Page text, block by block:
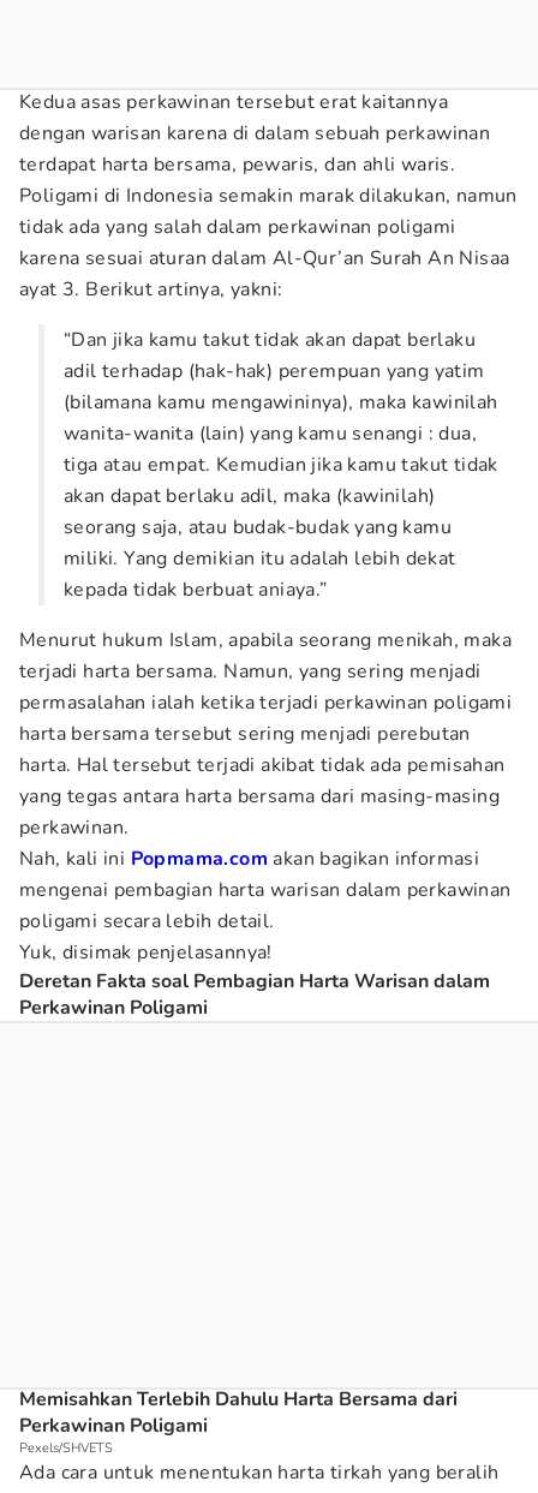
Kedua asas perkawinan tersebut erat kaitannya
dengan warisan karena di dalam sebuah perkawinan
terdapat harta bersama, pewaris, dan ahli waris.
Poligami di Indonesia semakin marak dilakukan, namun
tidak ada yang salah dalam perkawinan poligami
karena sesuai aturan dalam Al-Qur’an Surah An Nisaa
ayat 3. Berikut artinya, yakni:
“Dan jika kamu takut tidak akan dapat berlaku
adil terhadap (hak-hak) perempuan yang yatim
(bilamana kamu mengawininya), maka kawinilah
wanita-wanita (lain) yang kamu senangi : dua,
tiga atau empat. Kemudian jika kamu takut tidak
akan dapat berlaku adil, maka (kawinilah)
seorang saja, atau budak-budak yang kamu
miliki. Yang demikian itu adalah lebih dekat
kepada tidak berbuat aniaya.”
Menurut hukum Islam, apabila seorang menikah, maka
terjadi harta bersama. Namun, yang sering menjadi
permasalahan ialah ketika terjadi perkawinan poligami
harta bersama tersebut sering menjadi perebutan
harta. Hal tersebut terjadi akibat tidak ada pemisahan
yang tegas antara harta bersama dari masing-masing
perkawinan.
Nah, kali ini Popmama.com akan bagikan informasi
mengenai pembagian harta warisan dalam perkawinan
poligami secara lebih detail.
Yuk, disimak penjelasannya!
Deretan Fakta soal Pembagian Harta Warisan dalam
Perkawinan Poligami
Memisahkan Terlebih Dahulu Harta Bersama dari
Perkawinan Poligami
Pexels/SHVETS
Ada cara untuk menentukan harta tirkah yang beralih